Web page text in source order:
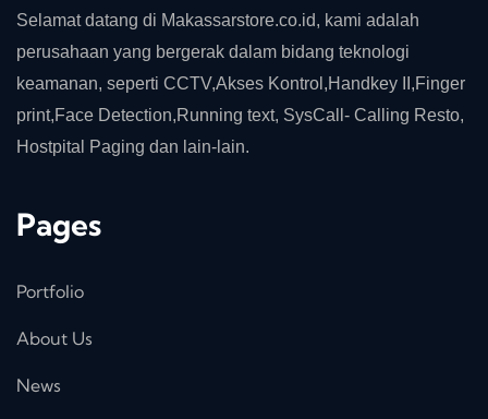
Selamat datang di Makassarstore.co.id, kami adalah
perusahaan yang bergerak dalam bidang teknologi
keamanan, seperti CCTV,Akses Kontrol,Handkey II,Finger
print,Face Detection,Running text, SysCall- Calling Resto,
Hostpital Paging dan lain-lain.
Pages
Portfolio
About Us
News